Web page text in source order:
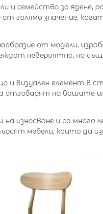
семейство за ядене,
голямо значение,
от модели,
невероятно, но
и визуален елемент в
отговарят на вашите
износване и са много
мебели, които да